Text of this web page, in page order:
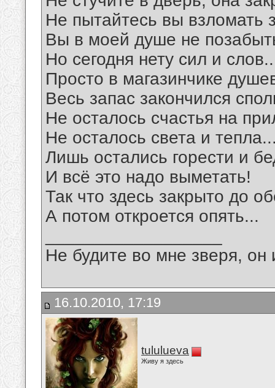
Не пытайтесь вы взломать
Вы в моей душе не
Но сегодня нету сил и
Просто в магазинчике
Весь запас закончился
Не осталось счастья на
Не осталось света и
Лишь остались горести и
И всё это надо выметать!
Так что здесь закрыто до
А потом откроется опять...
Не будите во мне зверя, он
16.10.2010, 17:19
tululueva
Живу я здесь